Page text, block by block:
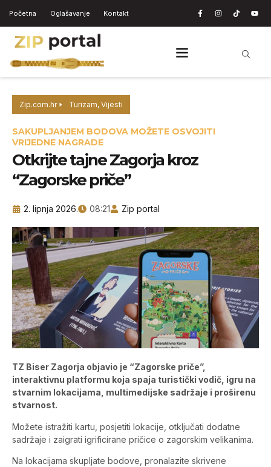
Početna Oglašavanje Kontakt
Zip.com.hr Turizam, Vijesti
SAKUPLJANJEM BODOVA MOŽETE OSVOJITI
VRIJEDNE NAGRADE
Otkrijte tajne Zagorja kroz
“Zagorske priče”
2. lipnja 2026. 08:21 Zip portal
TZ Biser Zagorja objavio je “Zagorske priče”,
interaktivnu platformu koja spaja turistički vodič, igru na
stvarnim lokacijama, multimedijske sadržaje i proširenu
stvarnost.
Možete istražiti kartu, posjetiti lokacije, otključati dodatne
sadržaje i zaigrati igrificirane pričice o zagorskim velikanima.
Na lokacijama skupljate bodove, pronalazite skrivene